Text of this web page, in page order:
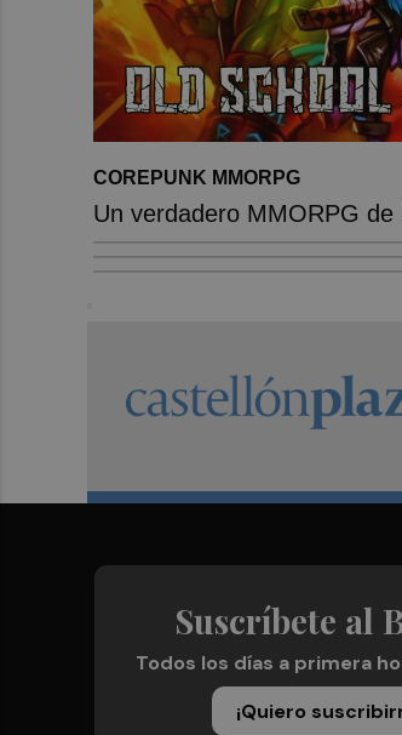
COREPUNK MMORPG
Un verdadero MMORPG
Suscríbete al
Todos los días a primera
¡Quiero